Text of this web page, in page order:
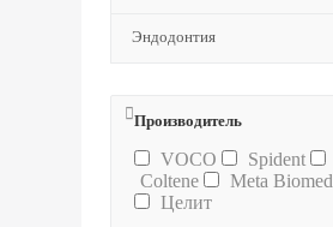
Эндодонтия
Производитель
VOCO
Spident
Coltene
Meta Biomed
Целит